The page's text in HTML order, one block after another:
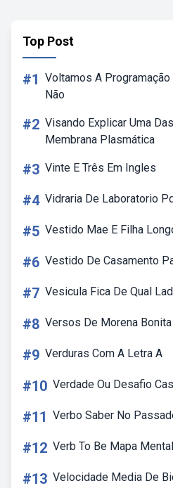
Top Post
#1 Voltamos A Programação
Não
#2 Visando Explicar Uma
Membrana Plasmática
#3 Vinte E Três Em Ingles
#4 Vidraria De Laboratorio
#5 Vestido Mae E Filha
#6 Vestido De Casamento
#7 Vesicula Fica De Qual
#8 Versos De Morena Bonita
#9 Verduras Com A Letra A
#10 Verdade Ou Desafio
#11 Verbo Saber No
#12 Verb To Be Mapa Mental
#13 Velocidade Media De